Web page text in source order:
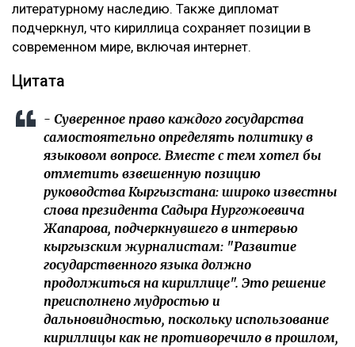
литературному наследию. Также дипломат
подчеркнул, что кириллица сохраняет позиции в
современном мире, включая интернет.
Цитата
- Суверенное право каждого государства
самостоятельно определять политику в
языковом вопросе. Вместе с тем хотел бы
отметить взвешенную позицию
руководства Кыргызстана: широко известны
слова президента Садыра Нургожоевича
Жапарова, подчеркнувшего в интервью
кыргызским журналистам: "Развитие
государственного языка должно
продолжиться на кириллице". Это решение
преисполнено мудростью и
дальновидностью, поскольку использование
кириллицы как не противоречило в прошлом,